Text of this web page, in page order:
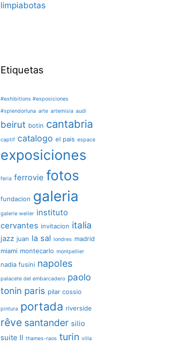
limpiabotas
Etiquetas
#exhibitions #exposiciones
#splendorluna arte artemisia audi
beirut botin cantabria
captif catalogo el pais espace
exposiciones
feria ferrovie fotos
fundacion galeria
galerie weiler instituto
cervantes invitacion italia
jazz juan la sal londres madrid
miami montecarlo montpellier
nadia fusini napoles
palacete del embarcadero paolo
tonin paris pilar cossio
pintura portada riverside
rêve santander silio
suite II thames-raos turin villa